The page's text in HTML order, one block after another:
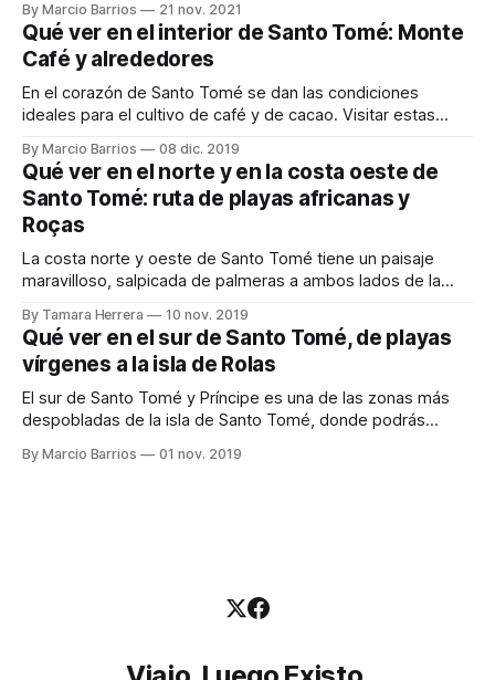
8.000 personas en una extensión de 136 km², la mitad sur
de la isla está prácticamente
By Marcio Barrios 21 nov. 2021
Qué ver en el interior de Santo Tomé: Monte
Café y alrededores
En el corazón de Santo Tomé se dan las condiciones
ideales para el cultivo de café y de cacao. Visitar estas
Parque Nacional de Obo son algunas de las actividades que
puedes realizar en el centro de la isla. Si necesitas
By Marcio Barrios 08 dic. 2019
Qué ver en el norte y en la costa oeste de
Santo Tomé: ruta de playas africanas y
Roças
La costa norte y oeste de Santo Tomé tiene un paisaje
maravilloso, salpicada de palmeras a ambos lados de la
encontrar nada más y nada menos que baobabs, ¡Qué
imponentes son! También en esta zona visitamos 2 roças
(antiguas plantaciones que formaban
By Tamara Herrera 10 nov. 2019
Qué ver en el sur de Santo Tomé, de playas
vírgenes a la isla de Rolas
El sur de Santo Tomé y Príncipe es una de las zonas más
despobladas de la isla de Santo Tomé, donde podrás
supuesto la famosa isla de Rolas. Es una zona muy tranquila
By Marcio Barrios 01 nov. 2019